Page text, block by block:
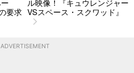
要求
ル映像！『キュウレンジャー
VSスペース・スクワッド』
ADVERTISEMENT